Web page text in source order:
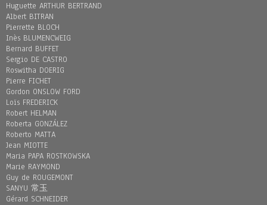
Huguette ARTHUR BERTRAND
Albert BITRAN
Pierrette BLOCH
Inès BLUMENCWEIG
Bernard BUFFET
Sergio DE CASTRO
Roswitha DOERIG
Pierre FICHET
Gordon ONSLOW FORD
Loïs FREDERICK
Robert HELMAN
Roberta GONZÁLEZ
Roberto MATTA
Jean MIOTTE
Maria PAPA ROSTKOWSKA
Marie RAYMOND
Guy de ROUGEMONT
SANYU 常玉
Gérard SCHNEIDER